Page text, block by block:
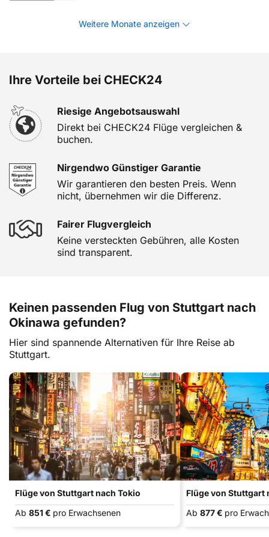
Weitere Monate anzeigen
Ihre Vorteile bei CHECK24
Riesige Angebotsauswahl
Direkt bei CHECK24 Flüge vergleichen &
buchen.
Nirgendwo Günstiger Garantie
Wir garantieren den besten Preis. Wenn
nicht, übernehmen wir die Differenz.
Fairer Flugvergleich
Keine versteckten Gebühren, alle Kosten
sind transparent.
Keinen passenden Flug von Stuttgart nach
Okinawa gefunden?
Hier sind spannende Alternativen für Ihre Reise ab
Stuttgart.
Flüge von Stuttgart nach Tokio
Ab 851 € pro Erwachsenen
Flüge von Stuttgart
Ab 877 € pro